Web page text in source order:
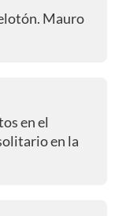
Mauro
en el
en la